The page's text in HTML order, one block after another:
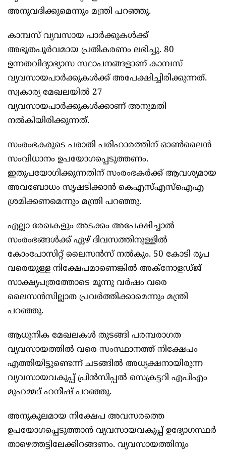
അനുവദിക്കുമെന്നും മന്ത്രി പറഞ്ഞു.
കാമ്പസ് വ്യവസായ പാര്‍ക്കുകള്‍ക്ക്
അഭൂതപൂര്‍വമായ പ്രതികരണം ലഭിച്ചു. 80
ഉന്നതവിദ്യാഭ്യാസ സ്ഥാപനങ്ങളാണ് കാമ്പസ്
വ്യവസായപാര്‍ക്കുകള്‍ക്ക് അപേക്ഷിച്ചിരിക്കുന്നത്.
സ്വകാര്യ മേഖലയില്‍ 27
വ്യവസായപാര്‍ക്കുകള്‍ക്കാണ് അനുമതി
നല്‍കിയിരിക്കുന്നത്.
സംരംഭകരുടെ പരാതി പരിഹാരത്തിന് ഓണ്‍ലൈന്‍
സംവിധാനം ഉപയോഗപ്പെടുത്തണം.
ഇതുപയോഗിക്കുന്നതിന് സംരംഭകര്‍ക്ക് ആവശ്യമായ
അവബോധം സൃഷടിക്കാന്‍ കെഎസ്എസ്ഐഎ
ശ്രമിക്കണമെന്നും മന്ത്രി പറഞ്ഞു.
എല്ലാ രേഖകളും അടക്കം അപേക്ഷിച്ചാല്‍
സംരംഭങ്ങള്‍ക്ക് ഏഴ് ദിവസത്തിനുള്ളില്‍
കോംപോസിറ്റ് ലൈസന്‍സ് നല്‍കും. 50 കോടി രൂപ
വരെയുള്ള നിക്ഷേപമാണെങ്കില്‍ അക്നോളഡ്ജ്
സാക്ഷ്യപത്രത്തോടെ മൂന്നു വര്‍ഷം വരെ
ലൈസന്‍സില്ലാത പ്രവര്‍ത്തിക്കാമെന്നും മന്ത്രി
പറഞ്ഞു.
ആധുനിക മേഖലകള്‍ തുടങ്ങി പരമ്പരാഗത
വ്യവസായത്തില്‍ വരെ സംസ്ഥാനത്ത് നിക്ഷേപം
എത്തിയിട്ടുണ്ടെന്ന് ചടങ്ങില്‍ അധ്യക്ഷനായിരുന്ന
വ്യവസായവകുപ്പ് പ്രിന്‍സിപ്പല്‍ സെക്രട്ടറി എപിഎം
മുഹമ്മദ് ഹനീഷ് പറഞ്ഞു.
അനുകൂലമായ നിക്ഷേപ അവസരത്തെ
ഉപയോഗപ്പെടുത്താന്‍ വ്യവസായവകുപ്പ് ഉദ്യോഗസ്ഥര്‍
താഴെത്തട്ടിലേക്കിറങ്ങണം. വ്യവസായത്തിനും